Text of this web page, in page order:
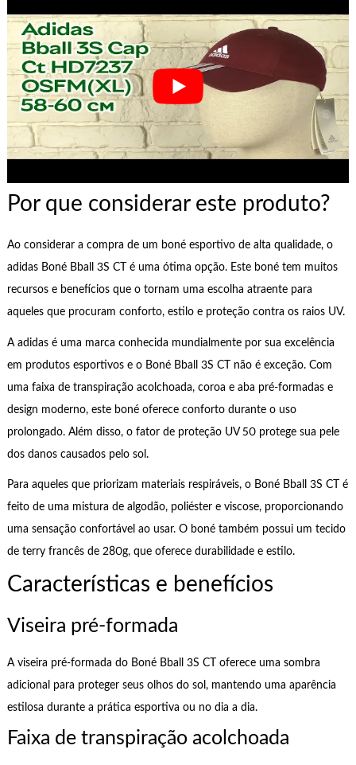
Por que considerar este produto?
Ao considerar a compra de um boné esportivo de alta qualidade, o
adidas Boné Bball 3S CT é uma ótima opção. Este boné tem muitos
recursos e benefícios que o tornam uma escolha atraente para
aqueles que procuram conforto, estilo e proteção contra os raios UV.
A adidas é uma marca conhecida mundialmente por sua excelência
em produtos esportivos e o Boné Bball 3S CT não é exceção. Com
uma faixa de transpiração acolchoada, coroa e aba pré-formadas e
design moderno, este boné oferece conforto durante o uso
prolongado. Além disso, o fator de proteção UV 50 protege sua pele
dos danos causados pelo sol.
Para aqueles que priorizam materiais respiráveis, o Boné Bball 3S CT é
feito de uma mistura de algodão, poliéster e viscose, proporcionando
uma sensação confortável ao usar. O boné também possui um tecido
de terry francês de 280g, que oferece durabilidade e estilo.
Características e benefícios
Viseira pré-formada
A viseira pré-formada do Boné Bball 3S CT oferece uma sombra
adicional para proteger seus olhos do sol, mantendo uma aparência
estilosa durante a prática esportiva ou no dia a dia.
Faixa de transpiração acolchoada